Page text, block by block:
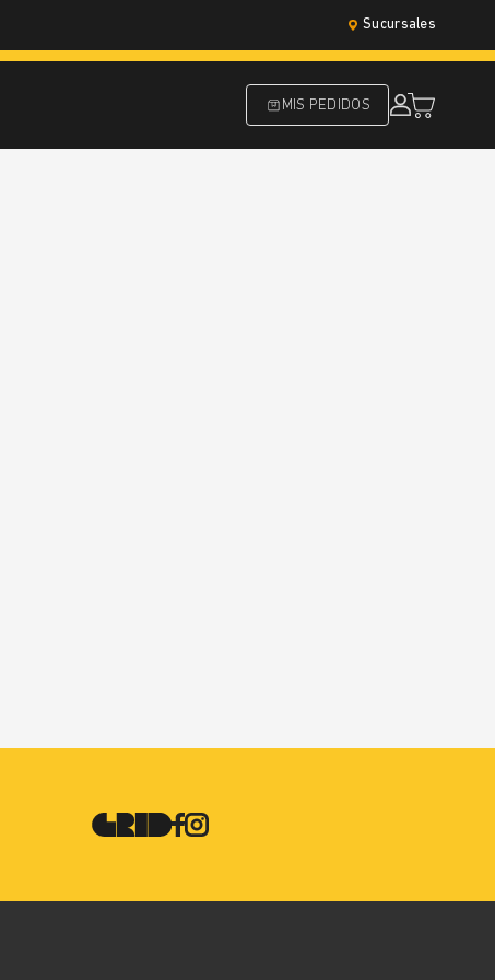
Sucursales
MIS PEDIDOS